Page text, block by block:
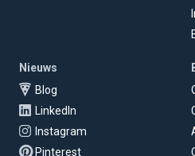
Nieuws
Blog
LinkedIn
Instagram
Pinterest